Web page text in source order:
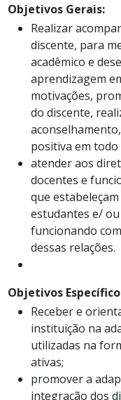
Objetivos Gerais:
Realizar
discente, para
acadêmico e
aprendizagem
motivações,
do discente,
positiva em todo
atender aos
docentes e
que
estudantes e/
funcionando
dessas relações.
Objetivos
Receber e
instituição na
utilizadas na
ativas;
promover a
integração dos